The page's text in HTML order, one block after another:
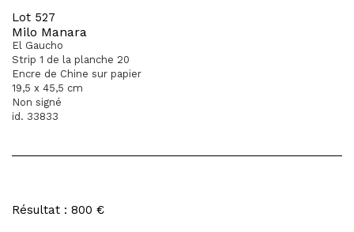
Lot 527
Milo Manara
El Gaucho
Strip 1 de la planche 20
Encre de Chine sur papier
19,5 x 45,5 cm
Non signé
id. 33833
Résultat : 800 €